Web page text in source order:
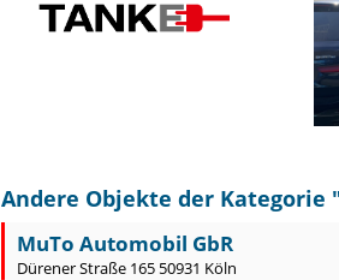
Andere Objekte der Kategorie
MuTo Automobil GbR
Dürener Straße 165 50931 Köln